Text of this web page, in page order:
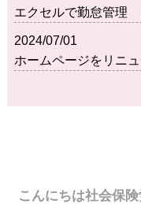
エクセルで勤怠管理
2024/07/01
ホームページをリニ
こんにちは社会保